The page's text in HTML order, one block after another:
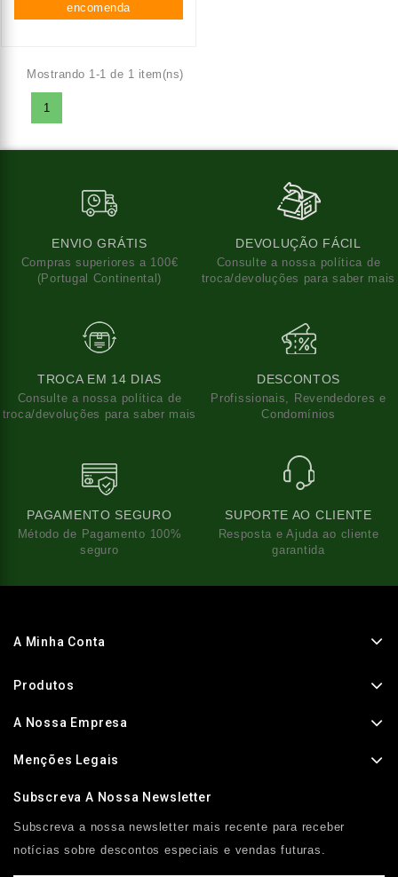
encomenda
Mostrando 1-1 de 1 item(ns)
1
ENVIO GRÁTIS
Compras superiores a 100€
(Portugal Continental)
DEVOLUÇÃO FÁCIL
Consulte a nossa política de
troca/devoluções para saber mais
TROCA EM 14 DIAS
Consulte a nossa política de
troca/devoluções para saber mais
DESCONTOS
Profissionais, Revendedores e
Condomínios
PAGAMENTO SEGURO
Método de Pagamento 100%
seguro
SUPORTE AO CLIENTE
Resposta e Ajuda ao cliente
garantida
A Minha Conta
Produtos
A Nossa Empresa
Menções Legais
Subscreva A Nossa Newsletter
Subscreva a nossa newsletter mais recente para receber
notícias sobre descontos especiais e vendas futuras.